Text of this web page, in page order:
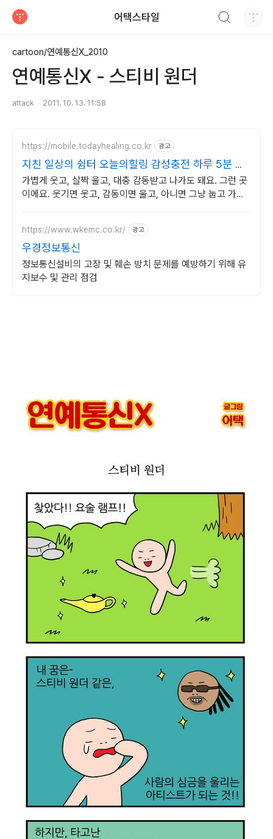
어택스타일
cartoon/연예통신X_2010
연예통신X - 스티비 원더
attack 2011. 10. 13. 11:58
https://mobile.todayhealing.co.kr 광고
지친 일상의 쉼터 오늘의힐링 감성충전 하루 5분 힐
링타임
가볍게 웃고, 살짝 울고, 대충 감동받고 나가도 돼요. 그런 곳
이에요. 웃기면 웃고, 감동이면 울고, 아니면 그냥 눕고 가세
https://www.wkemc.co.kr/ 광고
우경정보통신
정보통신설비의 고장 및 훼손 방치 문제를 예방하기 위해 유
지보수 및 관리 점검